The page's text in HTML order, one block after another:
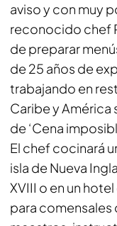
aviso y con muy
reconocido chef
de preparar
de 25 años de
trabajando en
Caribe y América
de ‘Cena
El chef cocinará
isla de Nueva
XVIII o en un
para